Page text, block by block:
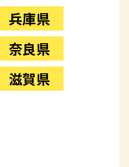
兵庫県
奈良県
滋賀県